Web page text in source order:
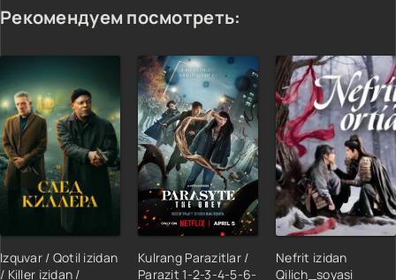
Рекомендуем посмотреть:
Izquvar / Qotil izidan
/ Killer izidan /
Kulrang Parazitlar /
Parazit 1-2-3-4-5-6-
Nefrit izidan
Qilich_soyasi